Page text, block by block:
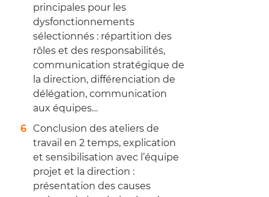
principales pour les
dysfonctionnements
sélectionnés : répartition des
rôles et des responsabilités,
communication stratégique de
la direction, différenciation de
délégation, communication
aux équipes…
Conclusion des ateliers de
travail en 2 temps, explication
et sensibilisation avec l’équipe
projet et la direction :
présentation des causes